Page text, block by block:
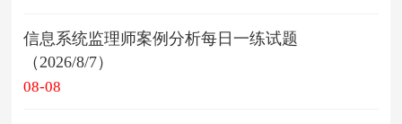
信息系统监理师案例分析每日一练试题
（2026/8/7）
08-08